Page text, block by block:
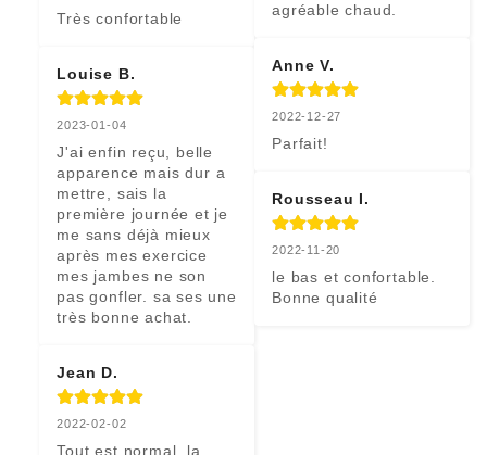
Très confortable
Louise B.
2023-01-04
J'ai enfin reçu, belle
apparence mais dur a
mettre, sais la
première journée et je
me sans déjà mieux
après mes exercice
mes jambes ne son
pas gonfler. sa ses une
très bonne achat.
Jean D.
2022-02-02
Tout est normal, la
agréable chaud.
Anne V.
2022-12-27
Parfait!
Rousseau I.
2022-11-20
le bas et confortable.
Bonne qualité